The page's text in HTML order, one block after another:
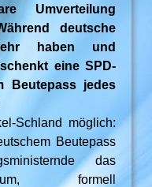
Umverteilung
deutsche
haben und
eine SPD-
Beutepass jedes
Schland möglich:
Beutepass
das
formell